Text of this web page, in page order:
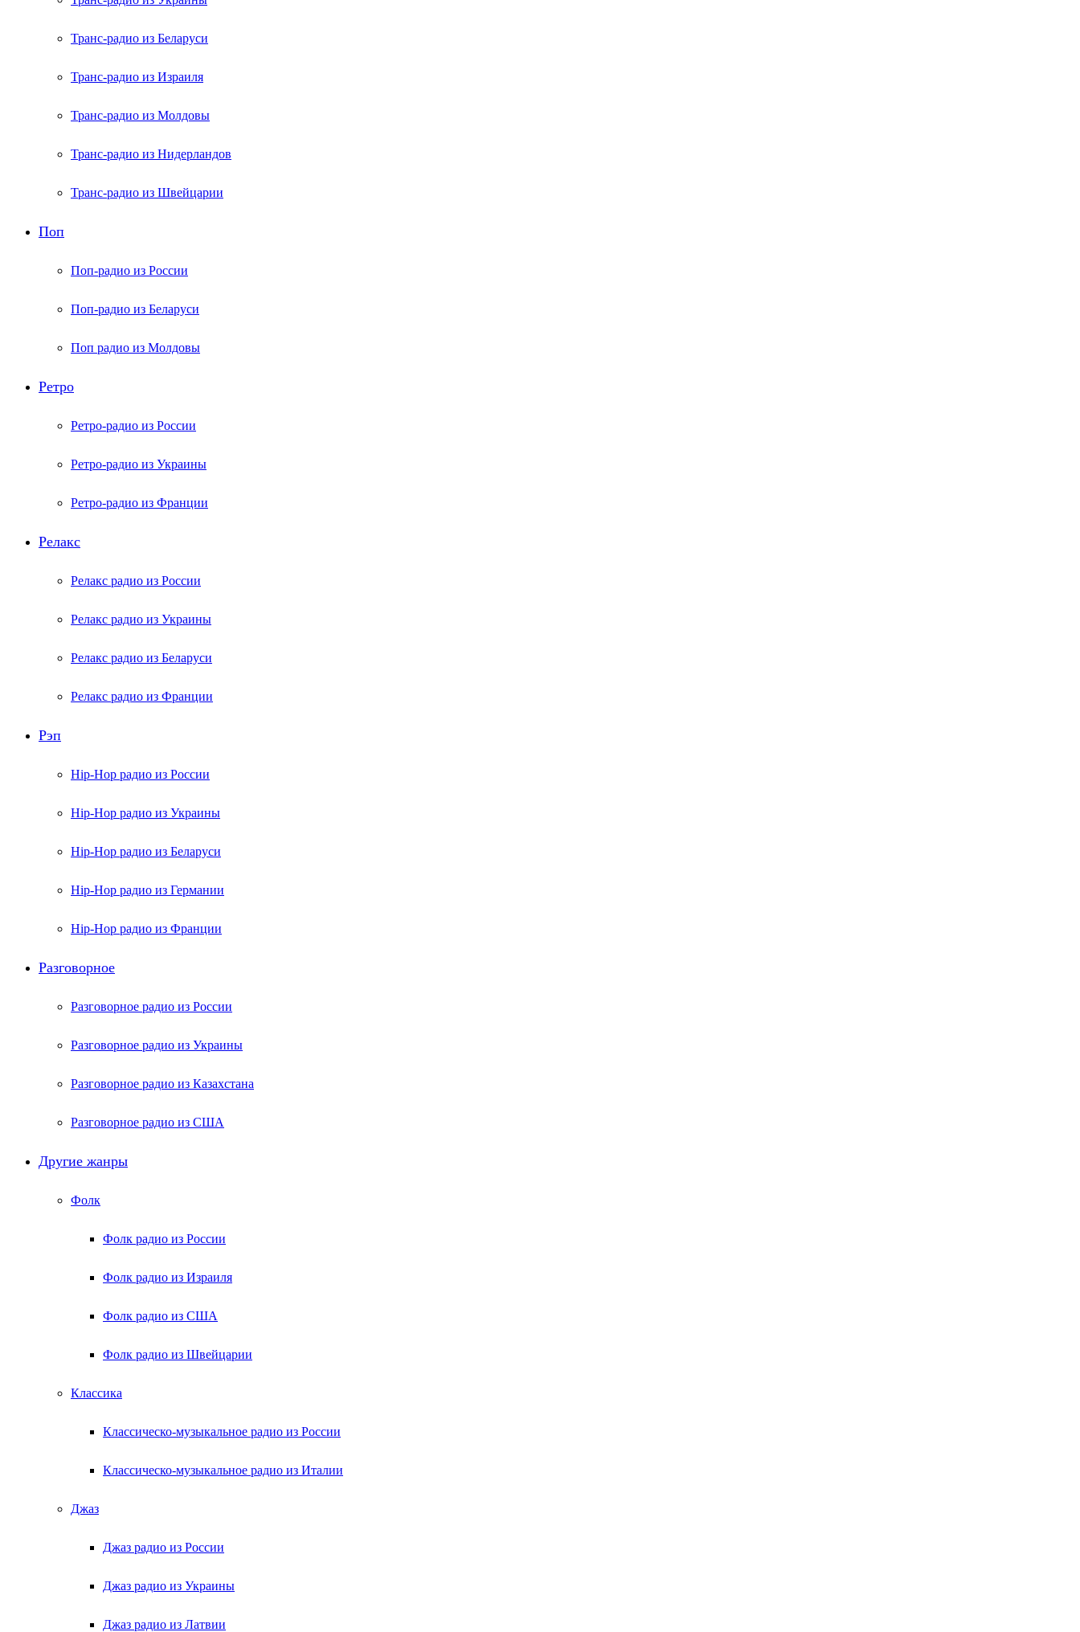
Транс-радио из Беларуси
Транс-радио из Израиля
Транс-радио из Молдовы
Транс-радио из Нидерландов
Транс-радио из Швейцарии
Поп
Поп-радио из России
Поп-радио из Беларуси
Поп радио из Молдовы
Ретро
Ретро-радио из России
Ретро-радио из Украины
Ретро-радио из Франции
Релакс
Релакс радио из России
Релакс радио из Украины
Релакс радио из Беларуси
Релакс радио из Франции
Рэп
Hip-Hop радио из России
Hip-Hop радио из Украины
Hip-Hop радио из Беларуси
Hip-Hop радио из Германии
Hip-Hop радио из Франции
Разговорное
Разговорное радио из России
Разговорное радио из Украины
Разговорное радио из Казахстана
Разговорное радио из США
Другие жанры
Фолк
Фолк радио из России
Фолк радио из Израиля
Фолк радио из США
Фолк радио из Швейцарии
Классика
Классическо-музыкальное радио из России
Классическо-музыкальное радио из Италии
Джаз
Джаз радио из России
Джаз радио из Украины
Джаз радио из Латвии